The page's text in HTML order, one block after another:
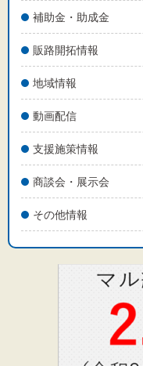
補助金・助成金
販路開拓情報
地域情報
動画配信
支援施策情報
商談会・展示会
その他情報